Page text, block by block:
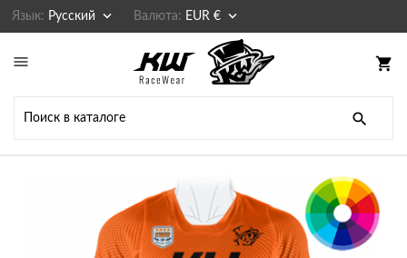
Язык: Русский  Валюта: EUR € 
 shopping_cart
